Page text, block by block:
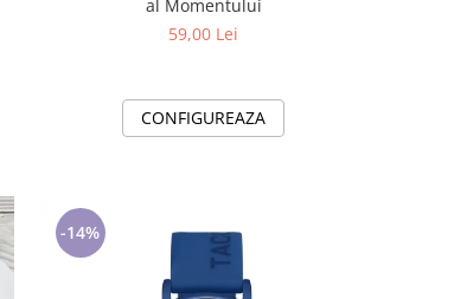
al Momentului
59,00 Lei
CONFIGUREAZA
-14%